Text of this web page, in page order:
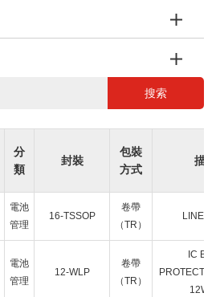
搜索
分
類
封裝
包裝
方式
描述
電池
管理
16-TSSOP
卷帶
（TR）
電池
管理
12-WLP
卷帶
（TR）
IC